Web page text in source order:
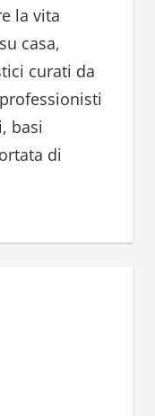
la vita
casa,
curati da
basi
di